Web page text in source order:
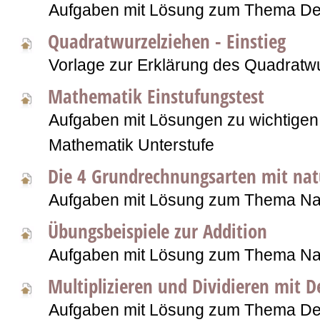
Aufgaben mit Lösung zum Thema
Quadratwurzelziehen - Einstieg
Vorlage zur Erklärung des
Mathematik Einstufungstest
Aufgaben mit Lösungen zu
Mathematik Unterstufe
Die 4 Grundrechnungsarten mit
Aufgaben mit Lösung zum Thema
Übungsbeispiele zur Addition
Aufgaben mit Lösung zum Thema
Multiplizieren und Dividieren mit
Aufgaben mit Lösung zum Thema